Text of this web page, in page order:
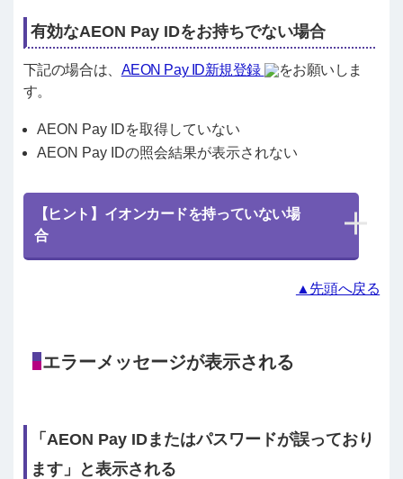
有効なAEON Pay IDをお持ちでない場合
下記の場合は、 AEON Pay ID新規登録
をお願いしま
す。
AEON Pay IDを取得していない
AEON Pay IDの照会結果が表示されない
【ヒント】イオンカードを持っていない場
合
▲先頭へ戻る
エラーメッセージが表示される
「AEON Pay IDまたはパスワードが誤っており
ます」と表示される